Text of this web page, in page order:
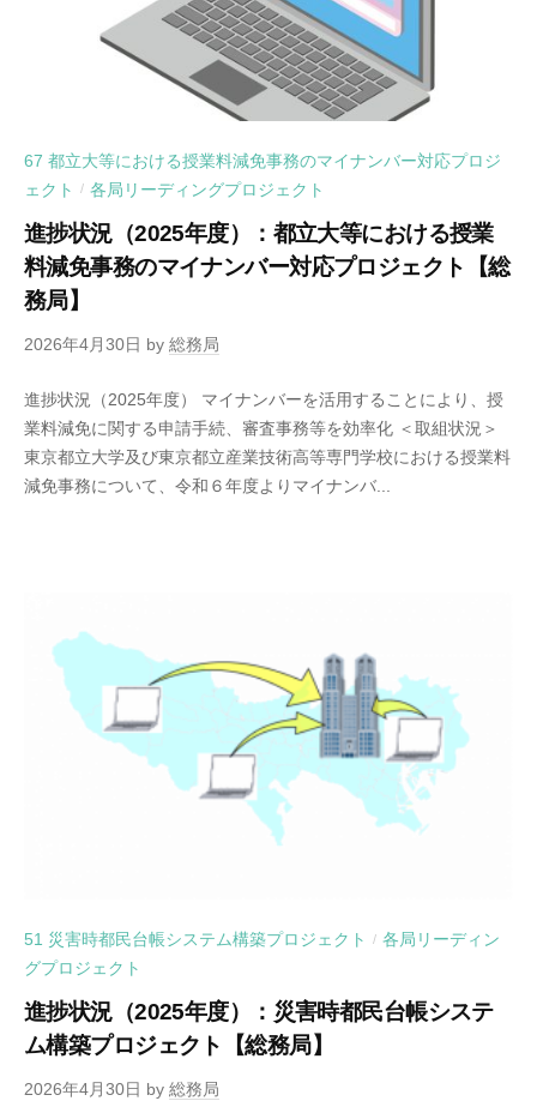
67 都立大等における授業料減免事務のマイナンバー対応プロジ
ェクト
/ 各局リーディングプロジェクト
進捗状況（2025年度）：都立大等における授業
料減免事務のマイナンバー対応プロジェクト【総
務局】
2026年4月30日 by 総務局
進捗状況（2025年度） マイナンバーを活用することにより、授
業料減免に関する申請手続、審査事務等を効率化 ＜取組状況＞
東京都立大学及び東京都立産業技術高等専門学校における授業料
減免事務について、令和６年度よりマイナンバ...
51 災害時都民台帳システム構築プロジェクト / 各局リーディン
グプロジェクト
進捗状況（2025年度）：災害時都民台帳システ
ム構築プロジェクト【総務局】
2026年4月30日 by 総務局